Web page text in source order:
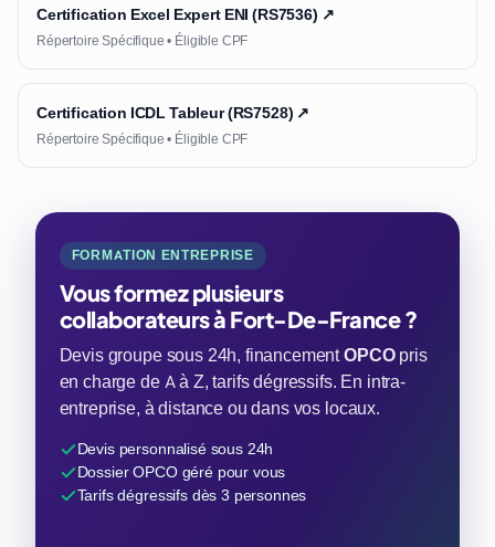
Certification Excel Expert ENI (RS7536) ↗
Répertoire Spécifique • Éligible CPF
Certification ICDL Tableur (RS7528) ↗
Répertoire Spécifique • Éligible CPF
FORMATION ENTREPRISE
Vous formez plusieurs
collaborateurs à Fort-De-France ?
Devis groupe sous 24h, financementOPCOpris
en charge de A à Z, tarifs dégressifs. En intra-
entreprise, à distance ou dans vos locaux.
Devis personnalisé sous 24h
Dossier OPCO géré pour vous
Tarifs dégressifs dès 3 personnes